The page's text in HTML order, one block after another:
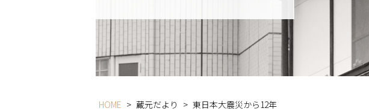
HOME > 蔵元だより > 東日本大震災から12年